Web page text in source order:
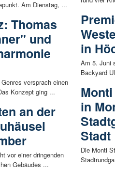
Am Dienstag, ...
Thomas
und
versprach einen
Konzept ging ...
an der
vor einer dringenden
Gebäudes ...
in
Am 5. Juni
Backyard
in
Stadt
Die Monti